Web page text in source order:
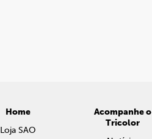
Home
Loja SAO
Acompanhe o
Tricolor